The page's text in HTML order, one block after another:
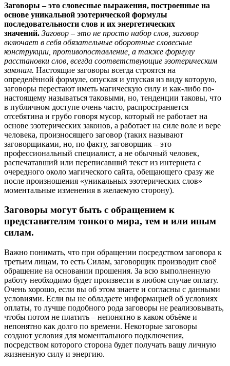
Заговоры – это словесные выражения, построенные на
основе уникальной эзотерической формулы
последовательности слов и их энергетических
значений. Заговор – это не просто набор слов, заговор
включает в себя обязательные оборотные словесные
конструкции, противопоставление, а также формулу
расстановки слов, всегда соответствующие эзотерическим
законам. Настоящие заговоры всегда строятся на
определённой формуле, опуская и упуская из виду которую,
заговоры перестают иметь магическую силу и как-либо по-
настоящему называться таковыми, но, тенденции таковы, что
в публичном доступе очень часто, распространяется
отсебятина и грубо говоря мусор, который не работает на
основе эзотерических законов, а работает на силе воле и вере
человека, произносящего заговор (таких называют
заговорщиками, но, по факту, заговорщик – это
профессиональный специалист, а не обычный человек,
распечатавший или переписавший текст из интернета с
очередного около магического сайта, обещающего сразу же
после произношения «уникальных эзотерических слов»
моментальные изменения в желаемую сторону).
Заговоры могут быть с обращением к
представителям тонкого мира, тем и или иным
силам.
Важно понимать, что при обращении посредством заговора к
третьим лицам, то есть Силам, заговорщик производит своё
обращение на основании прошения. За всю выполненную
работу необходимо будет произвести в любом случае оплату.
Очень хорошо, если вы об этом знаете и согласны с данными
условиями. Если вы не обладаете информацией об условиях
оплаты, то лучше подобного рода заговоры не реализовывать,
чтобы потом не платить – непонятно в каком объёме и
непонятно как долго по времени. Некоторые заговоры
создают условия для моментального подключения,
посредством которого сторона будет получать вашу личную
жизненную силу и энергию.